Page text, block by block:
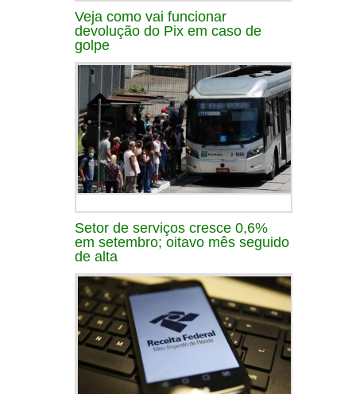
Veja como vai funcionar
devolução do Pix em caso de
golpe
Setor de serviços cresce 0,6%
em setembro; oitavo mês seguido
de alta